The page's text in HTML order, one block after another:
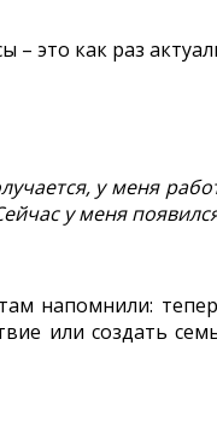
– это как раз
у меня
у меня
напомнили:
или создать